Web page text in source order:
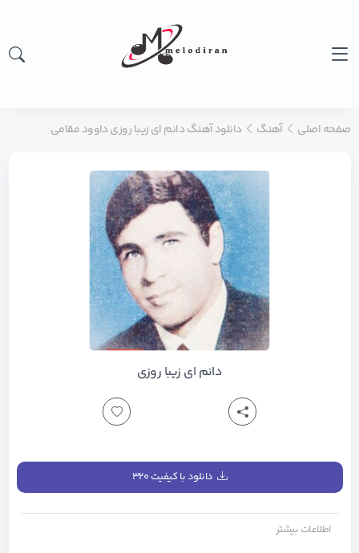
صفحه اصلی آهنگ دانلود آهنگ دانم ای زیبا روزی داوود مقامی
دانم ای زیبا روزی
دانلود با کیفیت ۳۲۰
اطلاعات بیشتر